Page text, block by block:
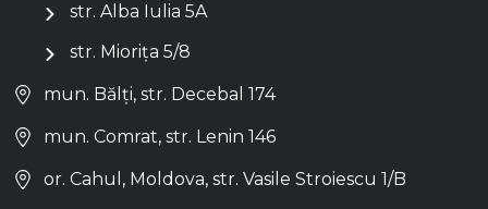
str. Alba Iulia 5A
str. Miorița 5/8
mun. Bălți, str. Decebal 174
mun. Comrat, str. Lenin 146
or. Cahul, Moldova, str. Vasile Stroiescu 1/B